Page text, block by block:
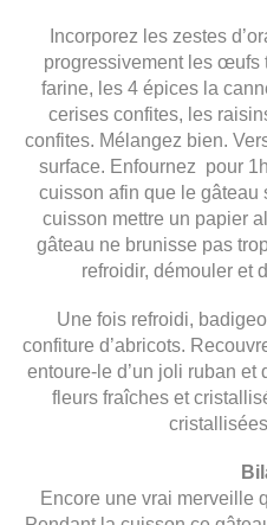
Incorporez les zestes
progressivement les œufs
farine, les 4 épices la
cerises confites, les
confites. Mélangez bien.
surface. Enfournez pour
cuisson afin que le gâteau
cuisson mettre un papier
gâteau ne brunisse pas
refroidir, démouler et
Une fois refroidi,
confiture d’abricots.
entoure-le d’un joli ruban et
fleurs fraîches et
Encore une vrai merveille